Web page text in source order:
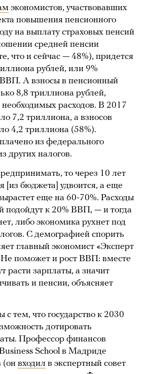
экономистов, участвовавших
повышения пенсионного
на выплату страховых пенсий
средней пенсии
что и сейчас — 48%), придется
рублей, или 9%
ВВП. А взносы в пенсионный
8,8 триллиона рублей,
необходимых расходов. В 2017
7,2 триллиона, а взносов
4,2 триллиона (58%).
из федерального
других налогов.
то через 10 лет
[из бюджета] удвоится, а еще
еще на 60-70%. Расходы
подойдут к 20% ВВП, — и тогда
либо экономика рухнет под
С демографией спорить
главный экономист «Эксперт
поможет и рост ВВП: вместе
расти зарплаты, а значит
и пенсии, объясняет
с тем, что государство к 2030
дотировать
Профессор финансов
School в Мадриде
входил в экспертный совет